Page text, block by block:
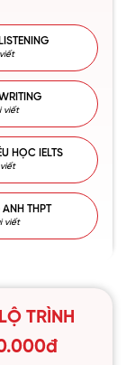
LISTENING
WRITING
viết
HỌC IELTS
ANH THPT
viết
TRÌNH